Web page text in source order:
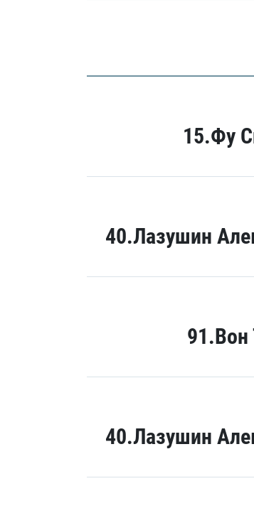
15.Фу
40.Лазушин
91.Вон
40.Лазушин